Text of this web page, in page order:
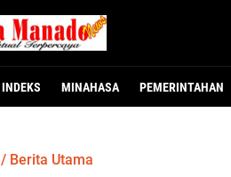
INDEKS MINAHASA PEMERINTAHAN
/ Berita Utama